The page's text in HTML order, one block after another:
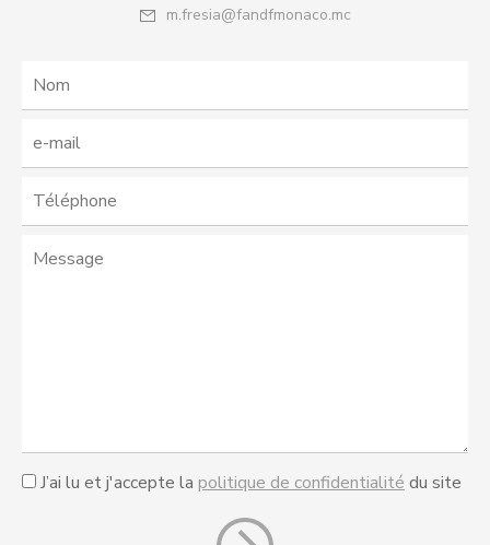
m.fresia@fandfmonaco.mc
J’ai lu et j'accepte la politique de confidentialité du site